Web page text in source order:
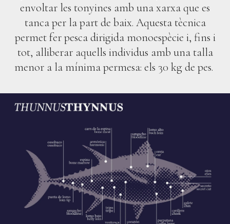
envoltar les tonyines amb una xarxa que es
tanca per la part de baix. Aquesta tècnica
permet fer pesca dirigida monoespècie i, fins i
tot, alliberar aquells individus amb una talla
menor a la mínima permesa: els 30 kg de pes.